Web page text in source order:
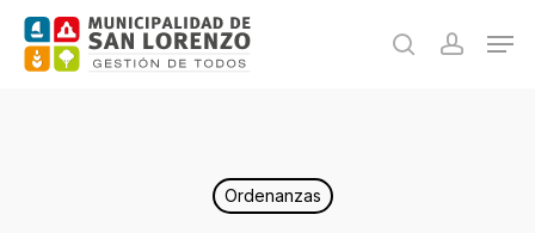
Skip
search
Ordenanzas